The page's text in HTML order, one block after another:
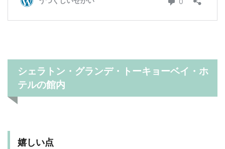
シェラトン・グランデ・トーキョーベイ・ホ
テルの館内
嬉しい点